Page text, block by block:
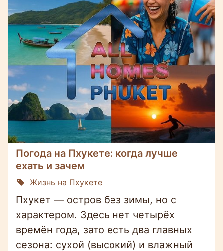
Погода на Пхукете: когда лучше
ехать и зачем
Жизнь на Пхукете
Пхукет — остров без зимы, но с
характером. Здесь нет четырёх
времён года, зато есть два главных
сезона: сухой (высокий) и влажный